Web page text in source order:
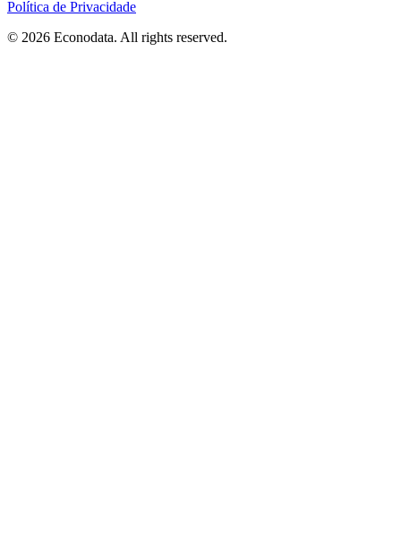
Política de Privacidade
© 2026 Econodata. All rights reserved.